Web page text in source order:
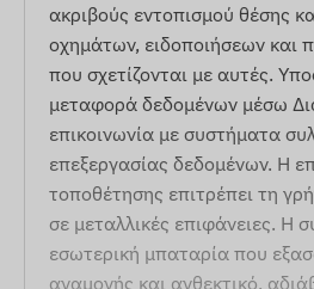
ακριβούς εντοπισμού θέσης
οχημάτων, ειδοποιήσεων και
που σχετίζονται με αυτές.
μεταφορά δεδομένων μέσω
επικοινωνία με συστήματα
επεξεργασίας δεδομένων. Η
τοποθέτησης επιτρέπει τη
σε μεταλλικές επιφάνειες. Η
εσωτερική μπαταρία που
αναμονής και ανθεκτικό,